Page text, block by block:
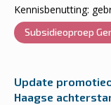
Kennisbenutting:
Subsidieoproep
Update
Haagse